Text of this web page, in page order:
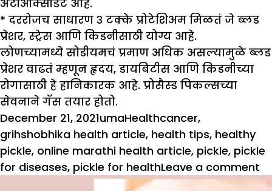
अँटीऑक्सीडेंट आहे.
* दररोजच साधारण ३ टक्के प्रोटेशिअम मिळतं जे ब्लड
प्रेशर, स्ट्रेस आणि किडनीसाठी योग्य आहे.
लोणच्यामध्ये सोडीयमचं प्रमाण अधिक असल्यामुळे ब्लड
प्रेशर वाढतं म्हणून हृदय, डायबिटीस आणि किडनीच्या
रोगासाठी हे हानिकारक आहे. प्रोसैस्ड पिकल्सच्या
सेवनाने गॅस तयार होतो.
Posted
on
December 21, 2021Author
umaCategories
HealthTags
cancer,
grihshobhika health article, health tips, healthy
pickle, online marathi health article, pickle, pickle
for diseases, pickle for healthLeave a comment